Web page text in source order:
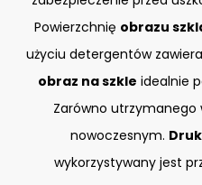
Powierzchnię obrazu
użyciu detergentów
obraz na szkle idealnie
Zarówno utrzymanego
nowoczesnym.
wykorzystywany jest